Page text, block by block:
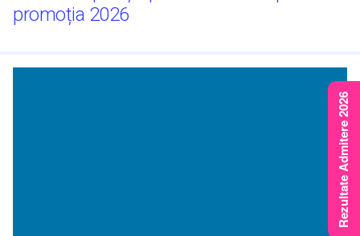
promoția 2026
Rezultate Admitere 2026